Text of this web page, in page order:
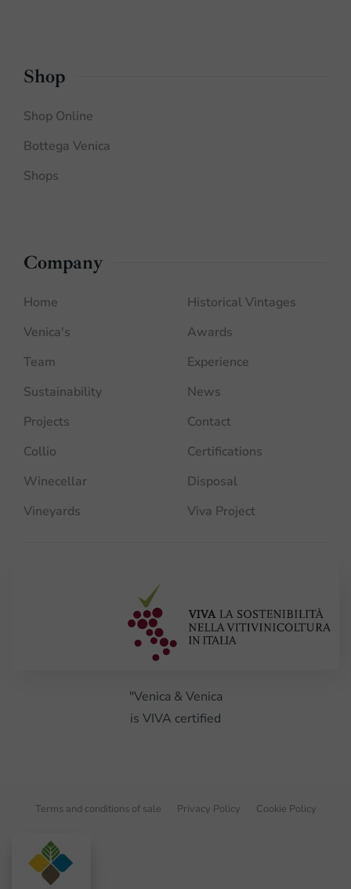
Shop
Shop Online
Bottega Venica
Shops
Company
Home
Venica's
Team
Sustainability
Projects
Collio
Winecellar
Vineyards
Historical Vintages
Awards
Experience
News
Contact
Certifications
Disposal
Viva Project
"Venica & Venica
is VIVA certified
Terms and conditions of sale Privacy Policy Cookie Policy